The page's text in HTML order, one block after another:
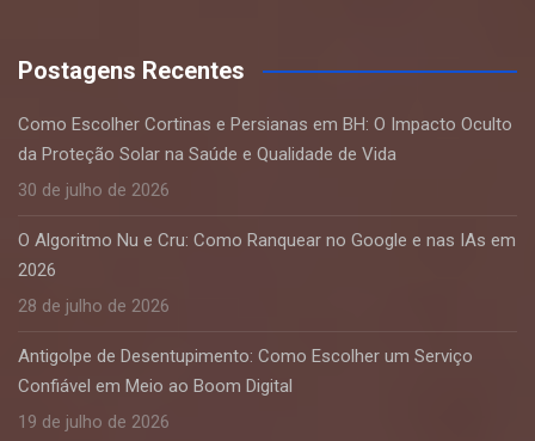
Postagens Recentes
Como Escolher Cortinas e Persianas em BH: O Impacto Oculto
da Proteção Solar na Saúde e Qualidade de Vida
30 de julho de 2026
O Algoritmo Nu e Cru: Como Ranquear no Google e nas IAs em
2026
28 de julho de 2026
Antigolpe de Desentupimento: Como Escolher um Serviço
Confiável em Meio ao Boom Digital
19 de julho de 2026